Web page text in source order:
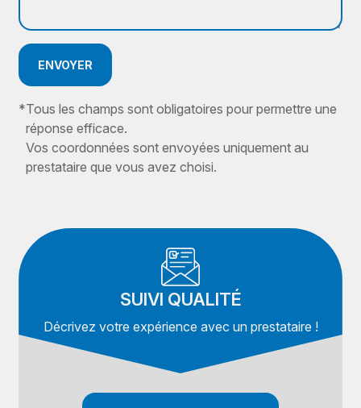
ENVOYER
*Tous les champs sont obligatoires pour permettre une
réponse efficace.
Vos coordonnées sont envoyées uniquement au
prestataire que vous avez choisi.
SUIVI QUALITÉ
Décrivez votre expérience avec un prestataire !